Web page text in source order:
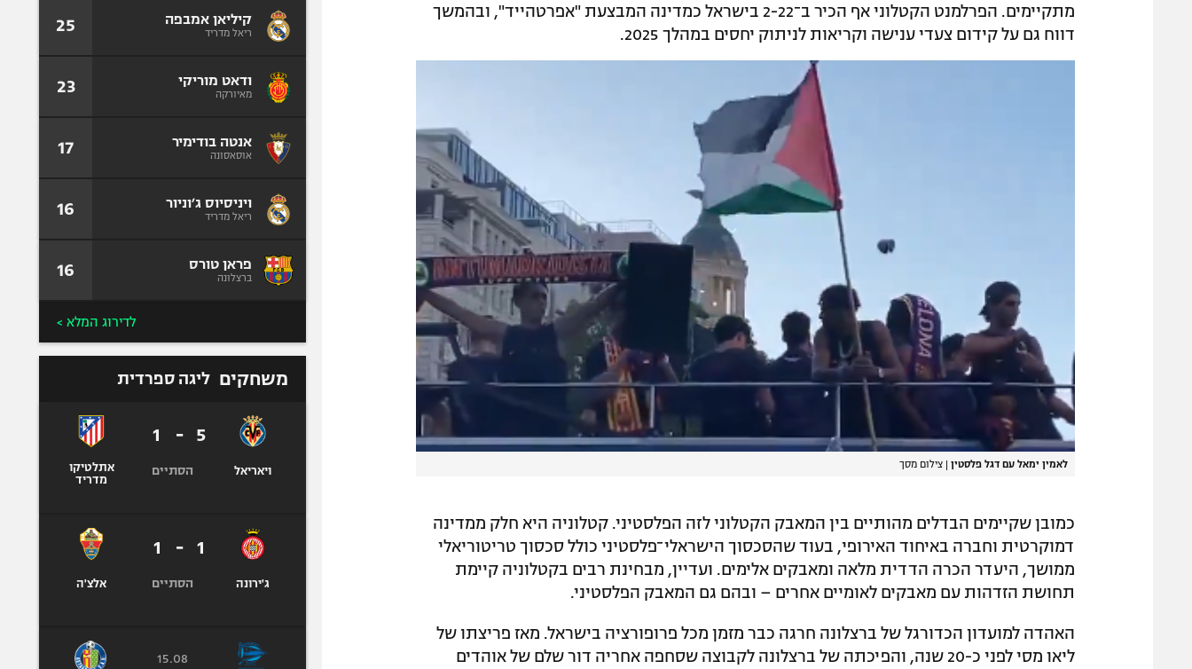
מתקיימים. הפרלמנט הקטלוני אף הכיר ב־2-22 בישראל כמדינה המבצעת "אפרטהייד", ובהמשך
דווח גם על קידום צעדי ענישה וקריאות לניתוק יחסים במהלך 2025.
לאמין ימאל עם דגל פלסטין | צילום מסך
כמובן שקיימים הבדלים מהותיים בין המאבק הקטלוני לזה הפלסטיני. קטלוניה היא חלק ממדינה
דמוקרטית וחברה באיחוד האירופי, בעוד שהסכסוך הישראלי־פלסטיני כולל סכסוך טריטוריאלי
ממושך, היעדר הכרה הדדית מלאה ומאבקים אלימים. ועדיין, מבחינת רבים בקטלוניה קיימת
תחושת הזדהות עם מאבקים לאומיים אחרים – ובהם גם המאבק הפלסטיני.
האהדה למועדון הכדורגל של ברצלונה חרגה כבר מזמן מכל פרופורציה בישראל. מאז פריצתו של
ליאו מסי לפני כ-20 שנה, והפיכתה של ברצלונה לקבוצה שסחפה אחריה דור שלם של אוהדים
קיליאן אמבפה
ריאל מדריד 25
ודאט מוריקי
מאיורקה 23
אנטה בודימיר
אוסאסונה 17
ויניסיוס ג׳וניור
ריאל מדריד 16
פראן טורס
ברצלונה 16
לדירוג המלא >
משחקים ליגה ספרדית
ויאריאל
5
-
1
הסתיים
אתלטיקו
מדריד
ג'ירונה
1
-
1
הסתיים אלצ'ה
15.08